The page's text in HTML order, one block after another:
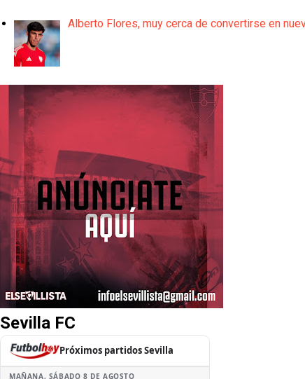
Alberto Flores, muy cerca de convertirse en
Sevilla FC